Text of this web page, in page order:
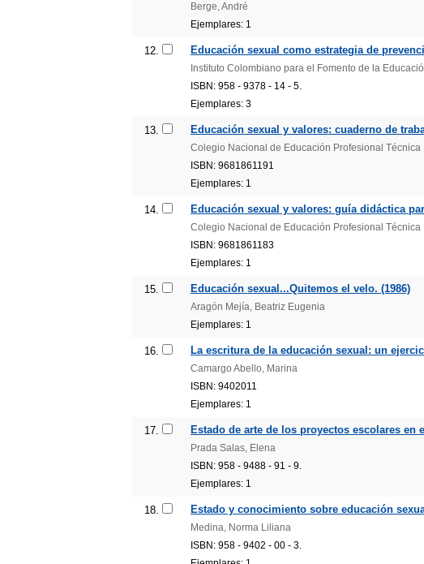
Berge, André
Ejemplares: 1
12. Educación sexual como estrategia de
Instituto Colombiano para el Fomento de la
ISBN: 958 - 9378 - 14 - 5.
Ejemplares: 3
13. Educación sexual y valores: cuaderno de
Colegio Nacional de Educación Profesional Técnica
ISBN: 9681861191
Ejemplares: 1
14. Educación sexual y valores: guía didáctica
Colegio Nacional de Educación Profesional Técnica
ISBN: 9681861183
Ejemplares: 1
15. Educación sexual...Quitemos el velo. (1986)
Aragón Mejía, Beatriz Eugenia
Ejemplares: 1
16. La escritura de la educación sexual: un
Camargo Abello, Marina
ISBN: 9402011
Ejemplares: 1
17. Estado de arte de los proyectos escolares en
Prada Salas, Elena
ISBN: 958 - 9488 - 91 - 9.
Ejemplares: 1
18. Estado y conocimiento sobre educación
Medina, Norma Liliana
ISBN: 958 - 9402 - 00 - 3.